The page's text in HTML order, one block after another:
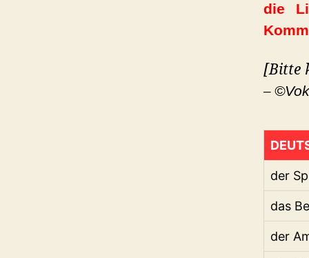
die
[Bitte
–
der
das
der